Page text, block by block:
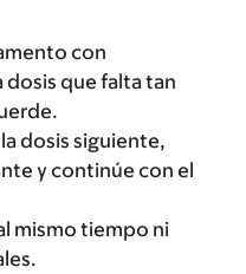
con
que falta tan
dosis siguiente,
y continúe con el
mismo tiempo ni